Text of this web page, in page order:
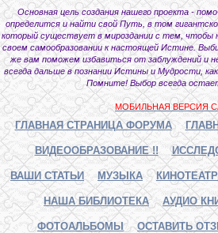
Основная цель создания нашего проекта -
определится и найти свой Путь, в том
который существует в мироздании с тем, чтобы
своем самообразовании к настоящей Истине.
же вам поможем избавиться от заблуждений и
всегда дальше в познании Истины и Мудрости,
Помните! Выбор всегда
МОБИЛЬНАЯ ВЕРСИЯ
ГЛАВНАЯ СТРАНИЦА ФОРУМА
ВИДЕООБРАЗОВАНИЕ !!
ВАШИ СТАТЬИ МУЗЫКА КИНОТЕАТР
НАША БИБЛИОТЕКА АУДИО
ФОТОАЛЬБОМЫ ОСТАВИТЬ